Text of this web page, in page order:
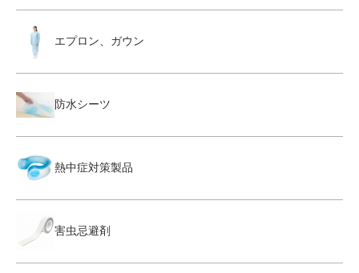
エプロン、ガウン
防水シーツ
熱中症対策製品
害虫忌避剤